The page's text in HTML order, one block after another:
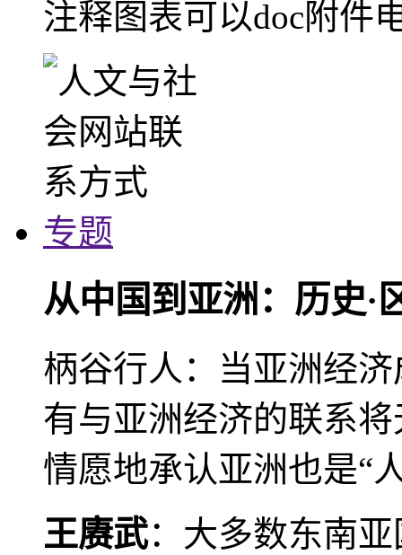
注释图表可以doc附件
专题
从中国到亚洲：历史·
柄谷行人：当亚洲经
有与亚洲经济的联系
情愿地承认亚洲也是“
王赓武：大多数东南